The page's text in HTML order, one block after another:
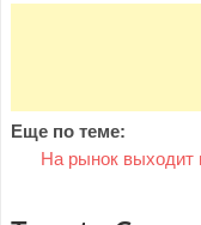
Еще по теме:
На рынок выходит